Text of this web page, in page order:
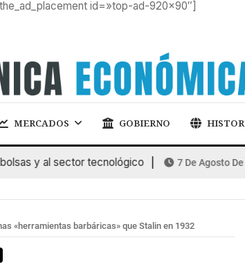
id=»top-ad-920×90″]
MERCADOS GOBIERNO
y al sector tecnológico 7 De Agosto De 2026
«herramientas barbáricas» que Stalin en 1932